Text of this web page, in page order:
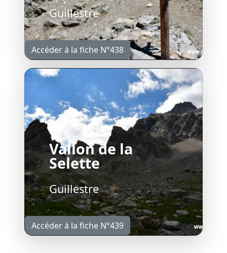
Guillestre
Accéder à la fiche N°438
Vallon de la
Selette
Guillestre
Accéder à la fiche N°439